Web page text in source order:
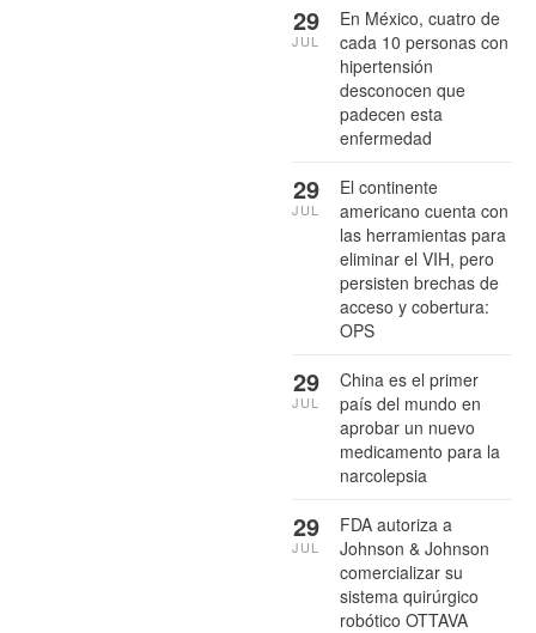
En México, cuatro de
cada 10 personas con
hipertensión
desconocen que
padecen esta
enfermedad
29
JUL
El continente
americano cuenta con
las herramientas para
eliminar el VIH, pero
persisten brechas de
acceso y cobertura:
OPS
29
JUL
China es el primer
país del mundo en
aprobar un nuevo
medicamento para la
narcolepsia
29
JUL
FDA autoriza a
Johnson & Johnson
comercializar su
sistema quirúrgico
robótico OTTAVA
29
JUL